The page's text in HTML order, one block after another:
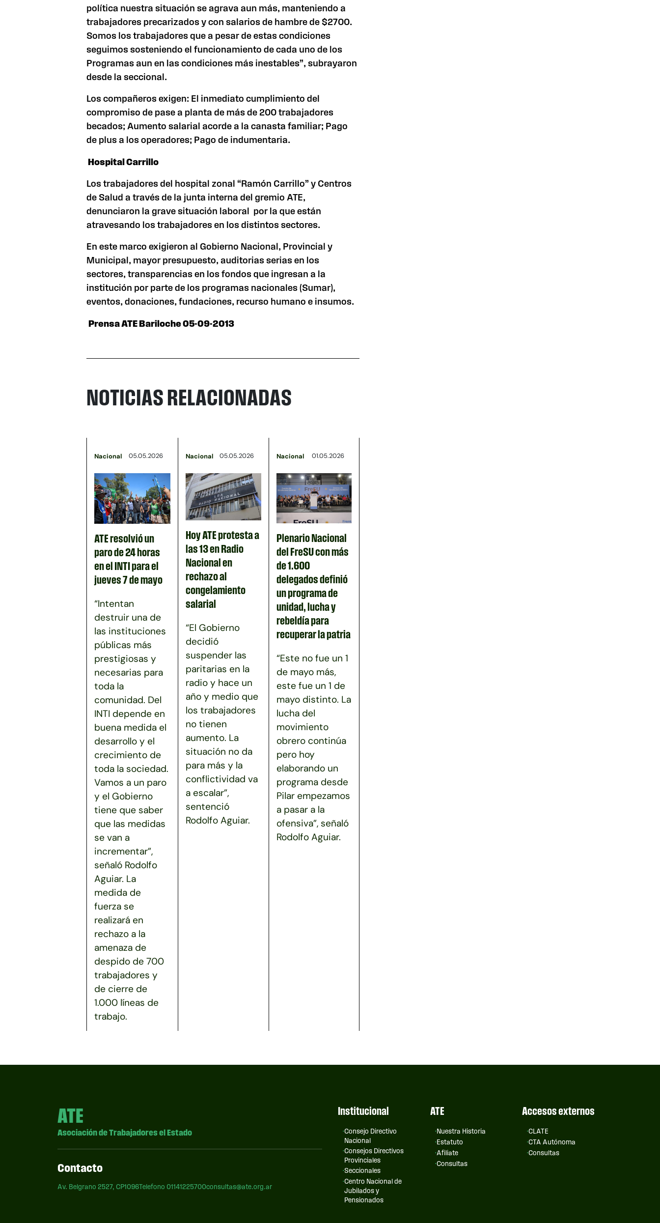
política nuestra situación se agrava aun más, manteniendo a
trabajadores precarizados y con salarios de hambre de $2700.
Somos los trabajadores que a pesar de estas condiciones
seguimos sosteniendo el funcionamiento de cada uno de los
Programas aun en las condiciones más inestables”, subrayaron
desde la seccional.
Los compañeros exigen: El inmediato cumplimiento del
compromiso de pase a planta de más de 200 trabajadores
becados; Aumento salarial acorde a la canasta familiar; Pago
de plus a los operadores; Pago de indumentaria.
Hospital Carrillo
Los trabajadores del hospital zonal “Ramón Carrillo” y Centros
de Salud a través de la junta interna del gremio ATE,
denunciaron la grave situación laboral por la que están
atravesando los trabajadores en los distintos sectores.
En este marco exigieron al Gobierno Nacional, Provincial y
Municipal, mayor presupuesto, auditorias serias en los
sectores, transparencias en los fondos que ingresan a la
institución por parte de los programas nacionales (Sumar),
eventos, donaciones, fundaciones, recurso humano e insumos.
Prensa ATE Bariloche 05-09-2013
NOTICIAS RELACIONADAS
Nacional 05.05.2026
ATE resolvió un
paro de 24 horas
en el INTI para el
jueves 7 de mayo
“Intentan
destruir una de
las instituciones
públicas más
prestigiosas y
necesarias para
toda la
comunidad. Del
INTI depende en
buena medida el
desarrollo y el
crecimiento de
toda la sociedad.
Vamos a un paro
y el Gobierno
tiene que saber
que las medidas
se van a
incrementar”,
señaló Rodolfo
Aguiar. La
medida de
fuerza se
realizará en
rechazo a la
amenaza de
despido de 700
trabajadores y
de cierre de
1.000 líneas de
trabajo.
Nacional 05.05.2026
Hoy ATE protesta a
las 13 en Radio
Nacional en
rechazo al
congelamiento
salarial
“El Gobierno
decidió
suspender las
paritarias en la
radio y hace un
año y medio que
los trabajadores
no tienen
aumento. La
situación no da
para más y la
conflictividad va
a escalar”,
sentenció
Rodolfo Aguiar.
Nacional 01.05.2026
Plenario Nacional
del FreSU con más
de 1.600
delegados definió
un programa de
unidad, lucha y
rebeldía para
recuperar la patria
“Este no fue un 1
de mayo más,
este fue un 1 de
mayo distinto. La
lucha del
movimiento
obrero continúa
pero hoy
elaborando un
programa desde
Pilar empezamos
a pasar a la
ofensiva”, señaló
Rodolfo Aguiar.
ATE
Asociación de Trabajadores el Estado
Contacto
Av. Belgrano 2527, CP1096Telefono 01141225700consultas@ate.org.ar
Institucional
Consejo Directivo
Nacional
Consejos Directivos
Provinciales
Seccionales
Centro Nacional de
Jubilados y
Pensionados
ATE
Nuestra Historia
Estatuto
Afiliate
Consultas
Accesos externos
CLATE
CTA Autónoma
Consultas